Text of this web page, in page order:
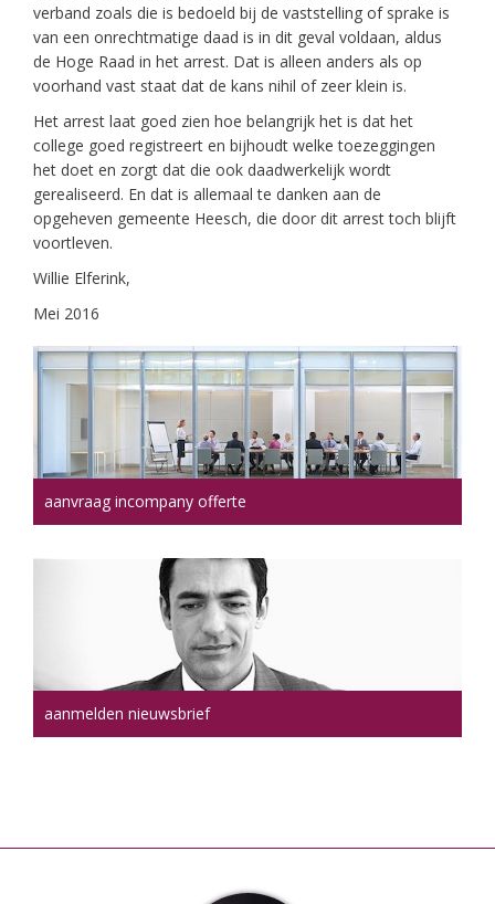
verband zoals die is bedoeld bij de vaststelling of sprake is
van een onrechtmatige daad is in dit geval voldaan, aldus
de Hoge Raad in het arrest. Dat is alleen anders als op
voorhand vast staat dat de kans nihil of zeer klein is.
Het arrest laat goed zien hoe belangrijk het is dat het
college goed registreert en bijhoudt welke toezeggingen
het doet en zorgt dat die ook daadwerkelijk wordt
gerealiseerd. En dat is allemaal te danken aan de
opgeheven gemeente Heesch, die door dit arrest toch blijft
voortleven.
Willie Elferink,
Mei 2016
aanvraag incompany offerte
aanmelden nieuwsbrief